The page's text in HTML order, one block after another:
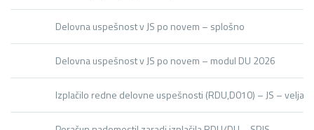
Delovna uspešnost v JS po novem – splošno
Delovna uspešnost v JS po novem – modul DU 2026
Izplačilo redne delovne uspešnosti (RDU,D010) – JS – velja